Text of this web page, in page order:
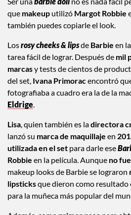
que makeup utilizó Margot Robbie
también puedes copiarle el look.
Losrosy cheeks & lipsde Barbie en la
tarea fácil de lograr. Después de mil
marcasy tests de cientos de
del set, Ivana Primoracencontró
fotografiaba a cuadro era la de la
Eldrige.
Lisa, quien también es ladirectora
lanzó su marca de maquillaje en
utilizada en el set para darle ese
Robbie en la película. Aunque no
makeup looks de Barbie se lograron
lipsticksque dieron como resultado
para la muñeca más popular del